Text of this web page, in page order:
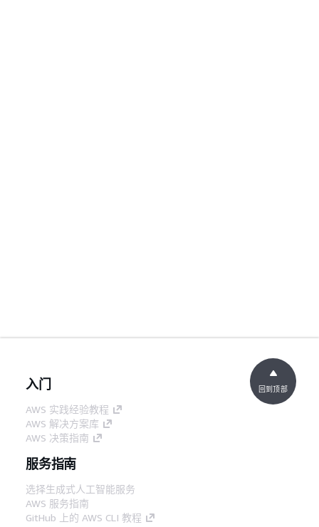
入门
AWS 实践经验教程
AWS 解决方案库
AWS 决策指南
服务指南
选择生成式人工智能服务
AWS 服务指南
GitHub 上的 AWS CLI 教程
回到顶部